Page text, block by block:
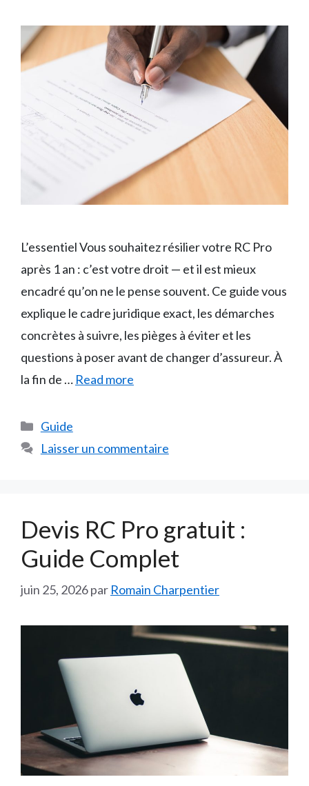
L’essentiel Vous souhaitez résilier votre RC Pro
après 1 an : c’est votre droit — et il est mieux
encadré qu’on ne le pense souvent. Ce guide vous
explique le cadre juridique exact, les démarches
concrètes à suivre, les pièges à éviter et les
questions à poser avant de changer d’assureur. À
la fin de … Read more
Catégories
Guide
Laisser un commentaire
Devis RC Pro gratuit :
Guide Complet
juin 25, 2026par Romain Charpentier